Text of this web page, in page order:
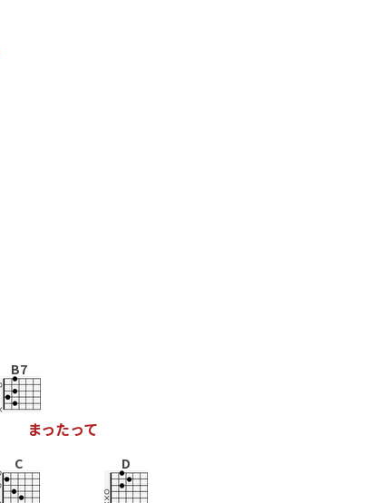
B7
まったって
C D